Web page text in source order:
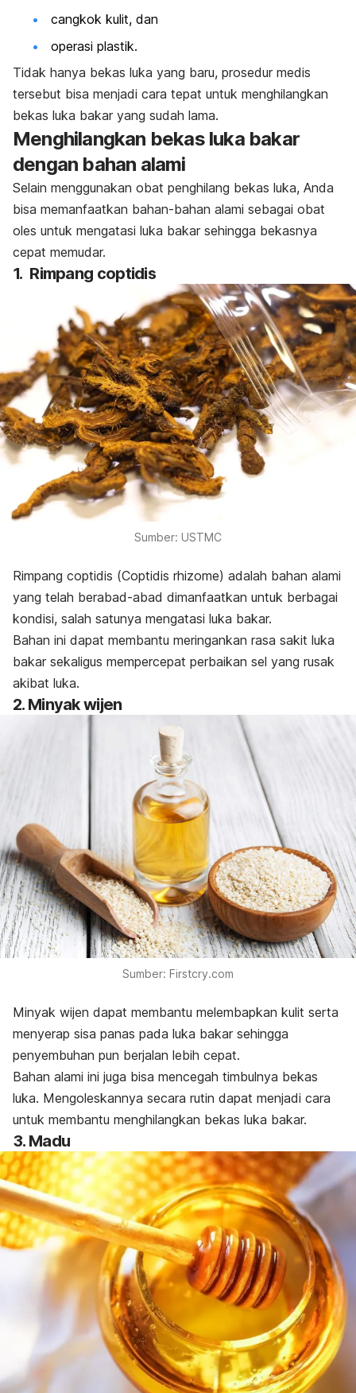
cangkok kulit, dan
operasi plastik.
Tidak hanya bekas luka yang baru, prosedur medis
tersebut bisa menjadi cara tepat untuk menghilangkan
bekas luka bakar yang sudah lama.
Menghilangkan bekas luka bakar
dengan bahan alami
Selain menggunakan obat penghilang bekas luka, Anda
bisa memanfaatkan bahan-bahan alami sebagai obat
oles untuk mengatasi luka bakar sehingga bekasnya
cepat memudar.
1. Rimpang coptidis
Sumber: USTMC
Rimpang coptidis (Coptidis rhizome) adalah bahan alami
yang telah berabad-abad dimanfaatkan untuk berbagai
kondisi, salah satunya mengatasi luka bakar.
Bahan ini dapat membantu meringankan rasa sakit luka
bakar sekaligus mempercepat perbaikan sel yang rusak
akibat luka.
2. Minyak wijen
Sumber: Firstcry.com
Minyak wijen dapat membantu melembapkan kulit serta
menyerap sisa panas pada luka bakar sehingga
penyembuhan pun berjalan lebih cepat.
Bahan alami ini juga bisa mencegah timbulnya bekas
luka. Mengoleskannya secara rutin dapat menjadi cara
untuk membantu menghilangkan bekas luka bakar.
3. Madu